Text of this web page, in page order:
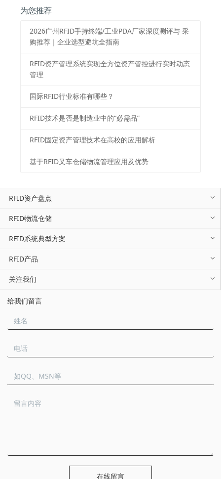
为您推荐
2026⼴州RFID⼿持终端/⼯业PDA⼚家深度测评与 采
购推荐｜企业选型避坑全指南
RFID资产管理系统实现全方位资产管控进行实时动态
管理
国际RFID行业标准有哪些？
RFID技术是否是制造业中的“必需品”
RFID固定资产管理技术在高校的应用解析
基于RFID叉车仓储物流管理应用及优势
RFID资产盘点
RFID物流仓储
RFID系统典型方案
RFID产品
关注我们
给我们留言
在线留言